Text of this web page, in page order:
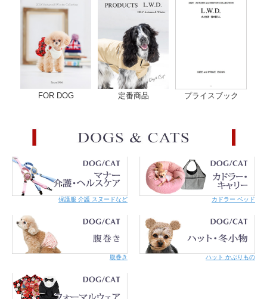
イテムにくるりと巻いてパチンと留めれば、万が一の時にも安心ですね。大
事なパートナーを守るのは飼い主さんのお仕事です♪
名入れ（別料金 ￥165 / 1個分 ）も承ります。 テプラで印刷、アイロン接着
注：PPテープの首輪のように、縁がザラザラした素材ですと 文字が擦れやす
いのでご注意ください。
・ネームバンド1個分の名入れの単価となります。名入れをご希望するネーム
バンドの点数分のご購入をお願いいたします。
ださい。
・購入画面進んでいただきますと備考欄ございます。そちらに『パートナー
のお名前』『飼い主様のお電話番号』をご入力ください。
FOR DOG 定番商品 プライスブック
保護服 介護 スヌードなど カドラー ベッド
腹巻き ハット かぶりもの